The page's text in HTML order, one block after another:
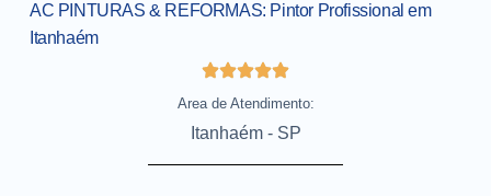
AC PINTURAS & REFORMAS: Pintor Profissional em
Itanhaém
Area de Atendimento:
Itanhaém - SP